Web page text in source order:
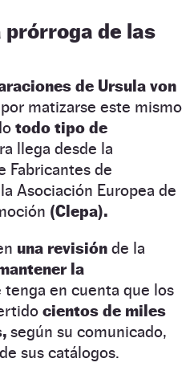
prórroga de las
de Ursula von
matizarse este mismo
todo tipo de
llega desde la
Fabricantes de
Asociación Europea de
(Clepa).
una revisión de la
la
tenga en cuenta que los
cientos de miles
según su comunicado,
de sus catálogos.